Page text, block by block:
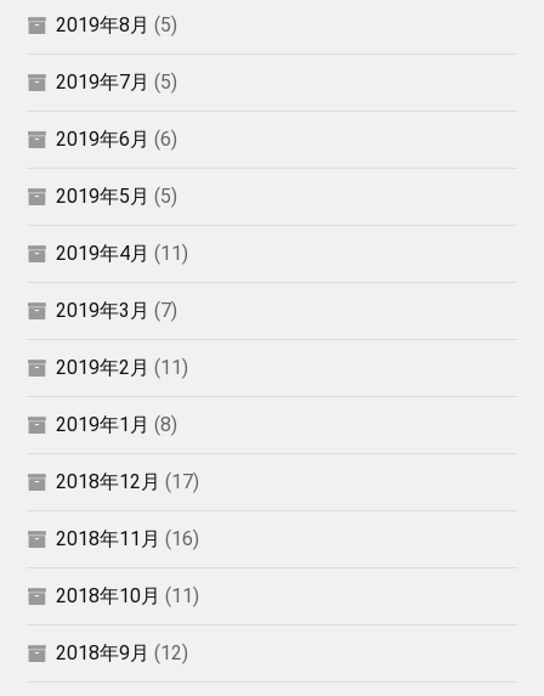
2019年8月 (5)
2019年7月 (5)
2019年6月 (6)
2019年5月 (5)
2019年4月 (11)
2019年3月 (7)
2019年2月 (11)
2019年1月 (8)
2018年12月 (17)
2018年11月 (16)
2018年10月 (11)
2018年9月 (12)